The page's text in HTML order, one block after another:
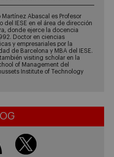
Martínez Abascal es Profesor
del IESE en el área de dirección
donde ejerce la docencia
Doctor en ciencias
y empresariales por la
de Barcelona y MBA del IESE.
visiting scholar en la
of Management del
Institute of Technology